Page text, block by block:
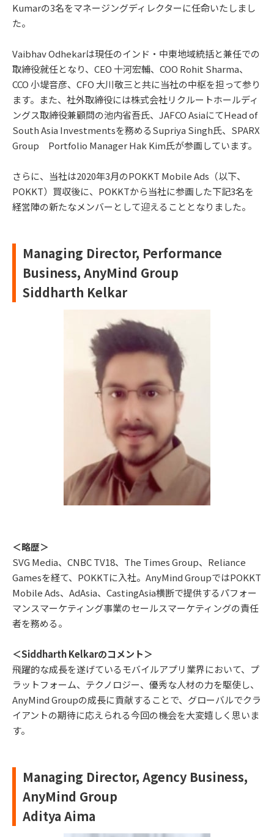
Kumarの3名をマネージングディレクターに任命いたしまし
た。
Vaibhav Odhekarは現任のインド・中東地域統括と兼任での
取締役就任となり、CEO 十河宏輔、COO Rohit Sharma、
CCO 小堤音彦、CFO 大川敬三と共に当社の中枢を担って参り
ます。また、社外取締役には株式会社リクルートホールディ
ングス取締役兼顧問の池内省吾氏、JAFCO AsiaにてHead of
South Asia Investmentsを務めるSupriya Singh氏、SPARX
Group Portfolio Manager Hak Kim氏が参画しています。
さらに、当社は2020年3月のPOKKT Mobile Ads（以下、
POKKT）買収後に、POKKTから当社に参画した下記3名を
経営陣の新たなメンバーとして迎えることとなりました。
Managing Director, Performance
Business, AnyMind Group
Siddharth Kelkar
＜略歴＞
SVG Media、CNBC TV18、The Times Group、Reliance
Gamesを経て、POKKTに入社。AnyMind GroupではPOKKT
Mobile Ads、AdAsia、CastingAsia横断で提供するパフォー
マンスマーケティング事業のセールスマーケティングの責任
者を務める。
＜Siddharth Kelkarのコメント＞
飛躍的な成長を遂げているモバイルアプリ業界において、プ
ラットフォーム、テクノロジー、優秀な人材の力を駆使し、
AnyMind Groupの成長に貢献することで、グローバルでクラ
イアントの期待に応えられる今回の機会を大変嬉しく思いま
す。
Managing Director, Agency Business,
AnyMind Group
Aditya Aima